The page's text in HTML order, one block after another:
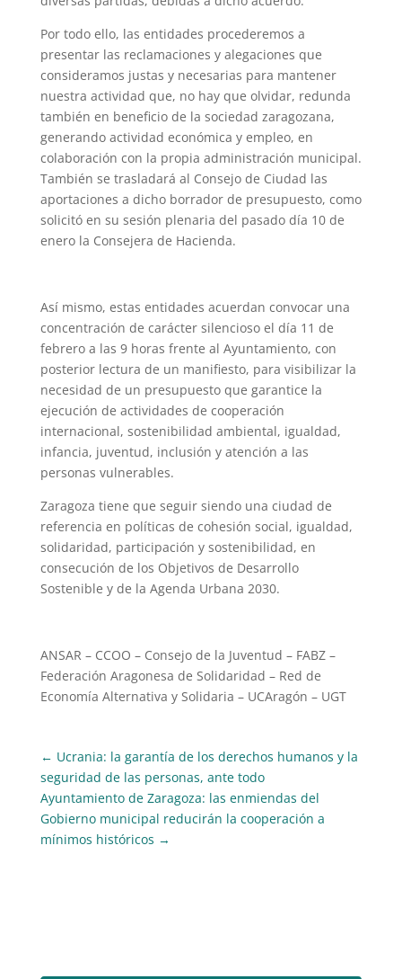
Por todo ello, las entidades procederemos a
presentar las reclamaciones y alegaciones que
consideramos justas y necesarias para mantener
nuestra actividad que, no hay que olvidar, redunda
también en beneficio de la sociedad zaragozana,
generando actividad económica y empleo, en
colaboración con la propia administración municipal.
También se trasladará al Consejo de Ciudad las
aportaciones a dicho borrador de presupuesto, como
solicitó en su sesión plenaria del pasado día 10 de
enero la Consejera de Hacienda.
Así mismo, estas entidades acuerdan convocar una
concentración de carácter silencioso el día 11 de
febrero a las 9 horas frente al Ayuntamiento, con
posterior lectura de un manifiesto, para visibilizar la
necesidad de un presupuesto que garantice la
ejecución de actividades de cooperación
internacional, sostenibilidad ambiental, igualdad,
infancia, juventud, inclusión y atención a las
personas vulnerables.
Zaragoza tiene que seguir siendo una ciudad de
referencia en políticas de cohesión social, igualdad,
solidaridad, participación y sostenibilidad, en
consecución de los Objetivos de Desarrollo
Sostenible y de la Agenda Urbana 2030.
ANSAR – CCOO – Consejo de la Juventud – FABZ –
Federación Aragonesa de Solidaridad – Red de
Economía Alternativa y Solidaria – UCAragón – UGT
← Ucrania: la garantía de los derechos humanos y la
seguridad de las personas, ante todo
Ayuntamiento de Zaragoza: las enmiendas del
Gobierno municipal reducirán la cooperación a
mínimos históricos →